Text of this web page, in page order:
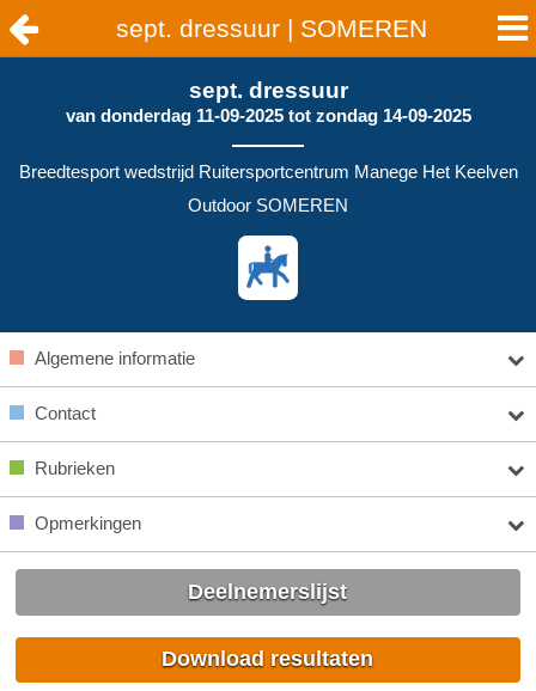
sept. dressuur | SOMEREN
sept. dressuur
van donderdag 11-09-2025tot zondag 14-09-2025
Breedtesport wedstrijd Ruitersportcentrum Manege Het Keelven
Outdoor SOMEREN
Algemene informatie
Contact
Rubrieken
Opmerkingen
Deelnemerslijst
Download resultaten